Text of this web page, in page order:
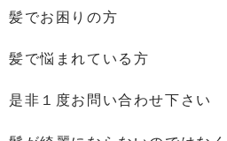
髪でお困りの方
髪で悩まれている方
是非１度お問い合わせ下さい